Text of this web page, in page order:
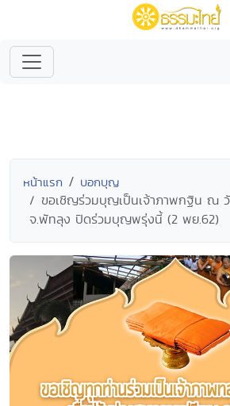
หน้าแรก บอกบุญ
ขอเชิญร่วมบุญเป็นเจ้าภาพกฐิน ณ วั
จ.พัทลุง ปิดร่วมบุญพรุ่งนี้ (2 พย.62)